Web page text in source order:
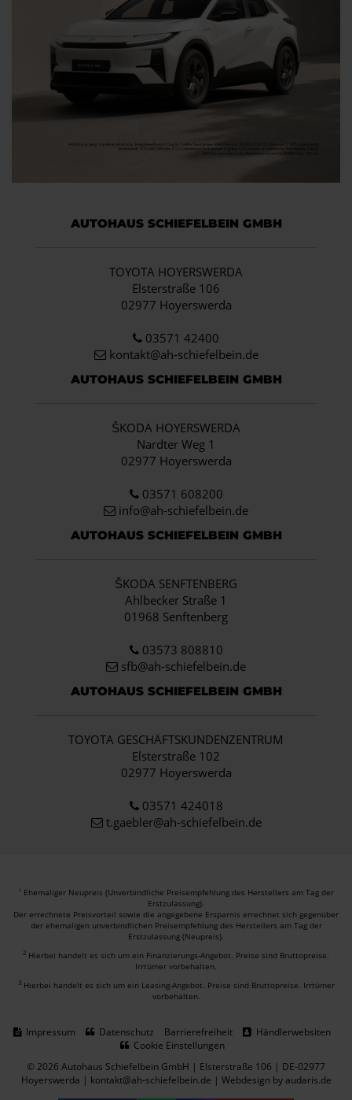
AUTOHAUS SCHIEFELBEIN GMBH
TOYOTA HOYERSWERDA
Elsterstraße 106
02977 Hoyerswerda
03571 42400
kontakt@ah-schiefelbein.de
AUTOHAUS SCHIEFELBEIN GMBH
ŠKODA HOYERSWERDA
Nardter Weg 1
02977 Hoyerswerda
03571 608200
info@ah-schiefelbein.de
AUTOHAUS SCHIEFELBEIN GMBH
ŠKODA SENFTENBERG
Ahlbecker Straße 1
01968 Senftenberg
03573 808810
sfb@ah-schiefelbein.de
AUTOHAUS SCHIEFELBEIN GMBH
TOYOTA GESCHÄFTSKUNDENZENTRUM
Elsterstraße 102
02977 Hoyerswerda
03571 424018
t.gaebler@ah-schiefelbein.de
1 Ehemaliger Neupreis (Unverbindliche Preisempfehlung des Herstellers am Tag der
Erstzulassung).
Der errechnete Preisvorteil sowie die angegebene Ersparnis errechnet sich gegenüber
der ehemaligen unverbindlichen Preisempfehlung des Herstellers am Tag der
Erstzulassung (Neupreis).
2 Hierbei handelt es sich um ein Finanzierungs-Angebot. Preise sind Bruttopreise.
Irrtümer vorbehalten.
3 Hierbei handelt es sich um ein Leasing-Angebot. Preise sind Bruttopreise. Irrtümer
vorbehalten.
Impressum Datenschutz Barrierefreiheit
Händlerwebsiten
Cookie Einstellungen
© 2026 Autohaus Schiefelbein GmbH | Elsterstraße 106 | DE-02977
Hoyerswerda | kontakt@ah-schiefelbein.de | Webdesign by audaris.de